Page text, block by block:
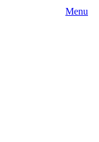
Menu